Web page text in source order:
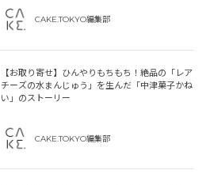
CAKE.TOKYO編集部
【お取り寄せ】ひんやりもちもち！絶品の「レア
チーズの水まんじゅう」を生んだ「中津菓子かね
い」のストーリー
CAKE.TOKYO編集部